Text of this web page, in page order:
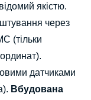
якістю.
через
(тільки
датчиками
Вбудована